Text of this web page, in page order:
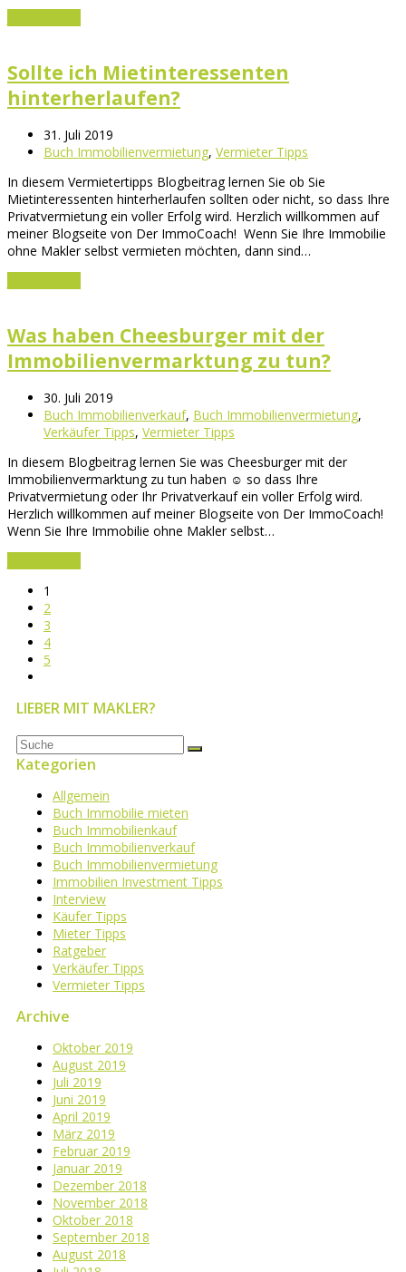
Sollte ich Mietinteressenten
hinterherlaufen?
31. Juli 2019
Buch Immobilienvermietung, Vermieter Tipps
In diesem Vermietertipps Blogbeitrag lernen Sie ob Sie
Mietinteressenten hinterherlaufen sollten oder nicht, so dass Ihre
Privatvermietung ein voller Erfolg wird. Herzlich willkommen auf
meiner Blogseite von Der ImmoCoach! Wenn Sie Ihre Immobilie
ohne Makler selbst vermieten möchten, dann sind…
Was haben Cheesburger mit der
Immobilienvermarktung zu tun?
30. Juli 2019
Buch Immobilienverkauf, Buch Immobilienvermietung,
Verkäufer Tipps, Vermieter Tipps
In diesem Blogbeitrag lernen Sie was Cheesburger mit der
Immobilienvermarktung zu tun haben ☺ so dass Ihre
Privatvermietung oder Ihr Privatverkauf ein voller Erfolg wird.
Herzlich willkommen auf meiner Blogseite von Der ImmoCoach!
Wenn Sie Ihre Immobilie ohne Makler selbst…
Page
1
Page
2
Page
3
Page
4
Page
5
LIEBER MIT MAKLER?
Suche
OK
Kategorien
Allgemein
Buch Immobilie mieten
Buch Immobilienkauf
Buch Immobilienverkauf
Buch Immobilienvermietung
Immobilien Investment Tipps
Interview
Käufer Tipps
Mieter Tipps
Ratgeber
Verkäufer Tipps
Vermieter Tipps
Archive
Oktober 2019
August 2019
Juli 2019
Juni 2019
April 2019
März 2019
Februar 2019
Januar 2019
Dezember 2018
November 2018
Oktober 2018
September 2018
August 2018